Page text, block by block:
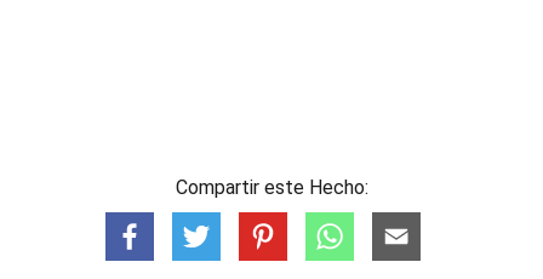
Compartir este Hecho: